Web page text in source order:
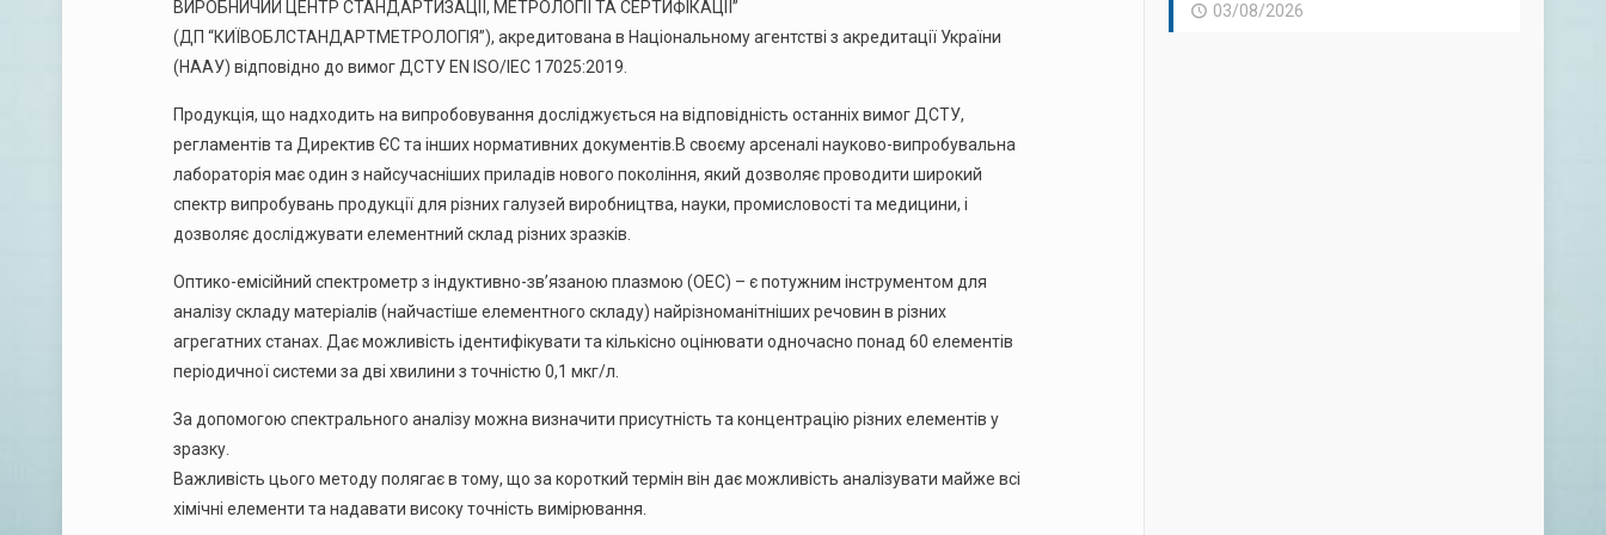
ВИРОБНИЧИЙ ЦЕНТР СТАНДАРТИЗАЦІЇ, МЕТРОЛОГІЇ ТА СЕРТИФІКАЦІЇ”
(ДП “КИЇВОБЛСТАНДАРТМЕТРОЛОГІЯ”), акредитована в Національному агентстві з акредитації України
(НААУ) відповідно до вимог ДСТУ EN ISO/IEC 17025:2019.
Продукція, що надходить на випробовування досліджується на відповідність останніх вимог ДСТУ,
регламентів та Директив ЄС та інших нормативних документів.В своєму арсеналі науково-випробувальна
лабораторія має один з найсучасніших приладів нового покоління, який дозволяє проводити широкий
спектр випробувань продукції для різних галузей виробництва, науки, промисловості та медицини, і
дозволяє досліджувати елементний склад різних зразків.
Оптико-емісійний спектрометр з індуктивно-зв’язаною плазмою (ОEC) – є потужним інструментом для
аналізу складу матеріалів (найчастіше елементного складу) найрізноманітніших речовин в різних
агрегатних станах. Дає можливість ідентифікувати та кількісно оцінювати одночасно понад 60 елементів
періодичної системи за дві хвилини з точністю 0,1 мкг/л.
За допомогою спектрального аналізу можна визначити присутність та концентрацію різних елементів у
зразку.
Важливість цього методу полягає в тому, що за короткий термін він дає можливість аналізувати майже всі
хімічні елементи та надавати високу точність вимірювання.
03/08/2026